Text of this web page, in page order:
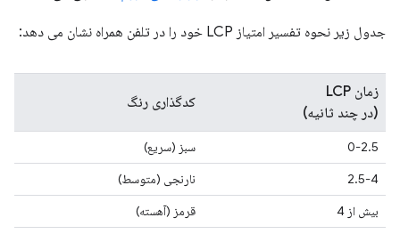
جدول زیر نحوه تفسیر امتیاز LCP خود را در تلفن همراه نشان می دهد:
زمان LCP
(در چند ثانیه)
کدگذاری رنگ
0-2.5
سبز (سریع)
2.5-4
نارنجی (متوسط)
بیش از 4
قرمز (آهسته)